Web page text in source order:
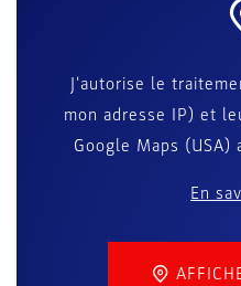
J'autorise le
mon adresse IP) et
Google Maps
En